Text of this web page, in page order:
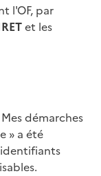
l'OF, par
et les
» a été
identifiants